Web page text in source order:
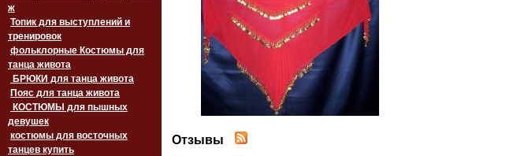
ж
Топик для выступлений и
тренировок
фольклорные Костюмы для
танца живота
БРЮКИ для танца живота
Пояс для танца живота
девушек
костюмы для восточных
танцев купить
Отзывы